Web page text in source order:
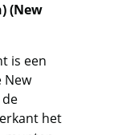
(New
is een
New
het